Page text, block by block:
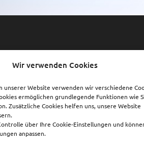
Wir verwenden Cookies
unserer Website verwenden wir verschiedene
ermöglichen grundlegende Funktionen wie
Zusätzliche Cookies helfen uns, unsere Website
über Ihre Cookie-Einstellungen und
anpassen.
Schatzbogen 60/62
D-81829 München
Telefon: +49-(0)89-45 45 71-
Telefax: +49-(0)89-45 45 71-